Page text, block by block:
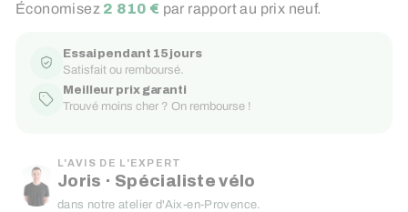
réduit
régulier
Économisez 2 810 € par rapport au prix neuf.
Essai pendant 15 jours
Satisfait ou remboursé.
Meilleur prix garanti
Trouvé moins cher ? On rembourse !
L'AVIS DE L'EXPERT
Joris · Spécialiste vélo
dans notre atelier d'Aix-en-Provence.